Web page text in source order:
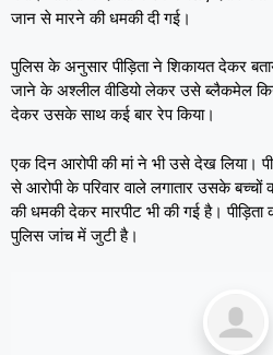
जान से मारने की धमकी दी गई।
पुलिस के अनुसार पीड़िता ने शिकायत देकर
जाने के अश्लील वीडियो लेकर उसे ब्लैकमेल
देकर उसके साथ कई बार रेप किया।
एक दिन आरोपी की मां ने भी उसे देख लिया।
से आरोपी के परिवार वाले लगातार उसके
की धमकी देकर मारपीट भी की गई है। पीड़िता
पुलिस जांच में जुटी है।